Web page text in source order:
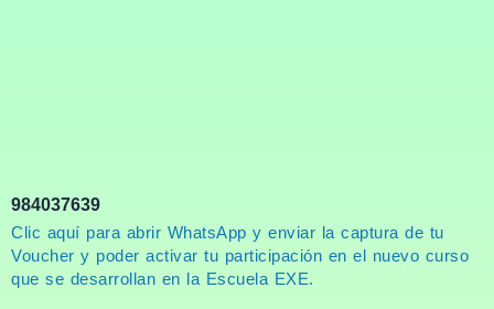
984037639
Clic aquí para abrir WhatsApp y enviar la captura de tu
Voucher y poder activar tu participación en el nuevo curso
que se desarrollan en la Escuela EXE.